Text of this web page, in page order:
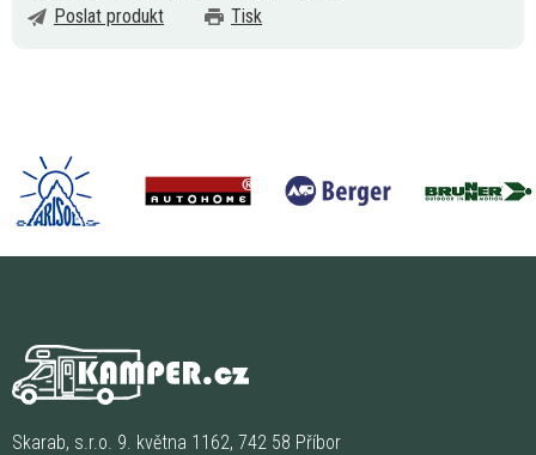
Poslat produkt
Tisk
Skarab, s.r.o. 9. května 1162, 742 58 Příbor